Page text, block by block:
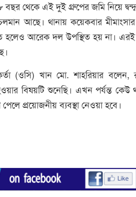
বছর থেকে এই দুই গ্রুপের জমি নিয়ে
আছে। থানায় কয়েকবার
হলেও আরেক দল উপস্থিত হয় না।
(ওসি) খান মো. শাহরিয়ার বলেন,
বিষয়টি শুনেছি। এখন পর্যন্ত কেউ
প্রয়োজনীয় ব্যবস্থা নেওয়া হবে।